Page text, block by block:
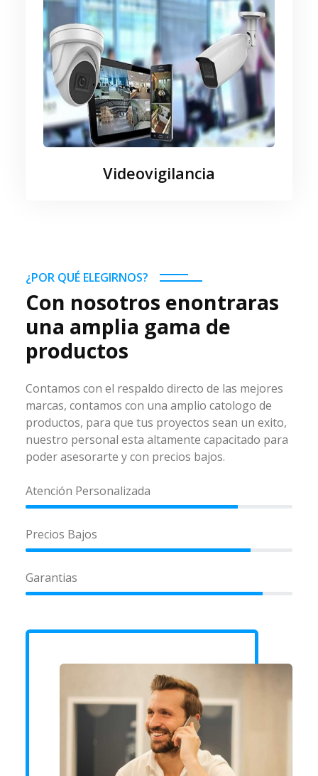
Videovigilancia
¿POR QUÉ ELEGIRNOS?
Con nosotros enontraras
una amplia gama de
productos
Contamos con el respaldo directo de las mejores
marcas, contamos con una amplio catologo de
productos, para que tus proyectos sean un exito,
nuestro personal esta altamente capacitado para
poder asesorarte y con precios bajos.
Atención Personalizada
Precios Bajos
Garantias